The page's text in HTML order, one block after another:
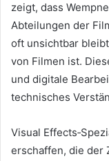
zeigt, dass
Abteilungen der
oft unsichtbar
von Filmen ist.
und digitale
technisches
Visual
erschaffen, die der